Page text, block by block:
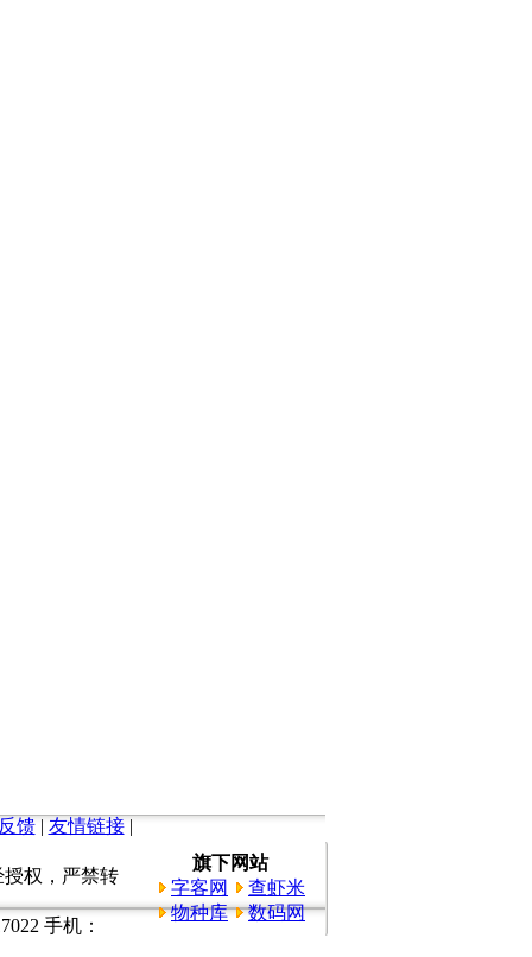
馈| 友情链接|
授权，严禁转
手机：
旗下网站
字客网
查虾米
物种库
数码网